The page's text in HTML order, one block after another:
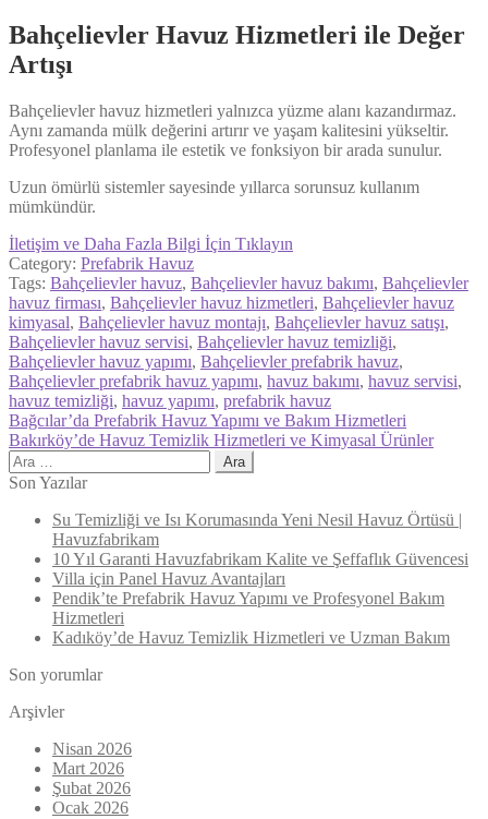
Bahçelievler Havuz Hizmetleri ile Değer
Artışı
Bahçelievler havuz hizmetleri yalnızca yüzme alanı kazandırmaz.
Aynı zamanda mülk değerini artırır ve yaşam kalitesini yükseltir.
Profesyonel planlama ile estetik ve fonksiyon bir arada sunulur.
Uzun ömürlü sistemler sayesinde yıllarca sorunsuz kullanım
mümkündür.
İletişim ve Daha Fazla Bilgi İçin Tıklayın
Category: Prefabrik Havuz
Tags: Bahçelievler havuz, Bahçelievler havuz bakımı, Bahçelievler
havuz firması, Bahçelievler havuz hizmetleri, Bahçelievler havuz
kimyasal, Bahçelievler havuz montajı, Bahçelievler havuz satışı,
Bahçelievler havuz servisi, Bahçelievler havuz temizliği,
Bahçelievler havuz yapımı, Bahçelievler prefabrik havuz,
Bahçelievler prefabrik havuz yapımı, havuz bakımı, havuz servisi,
havuz temizliği, havuz yapımı, prefabrik havuz
Yazı
gezinmesi
Previous
post:
Bağcılar’da Prefabrik Havuz Yapımı ve Bakım Hizmetleri
Next
post:
Bakırköy’de Havuz Temizlik Hizmetleri ve Kimyasal Ürünler
Arama:
Son Yazılar
Su Temizliği ve Isı Korumasında Yeni Nesil Havuz Örtüsü |
Havuzfabrikam
10 Yıl Garanti Havuzfabrikam Kalite ve Şeffaflık Güvencesi
Villa için Panel Havuz Avantajları
Pendik’te Prefabrik Havuz Yapımı ve Profesyonel Bakım
Hizmetleri
Kadıköy’de Havuz Temizlik Hizmetleri ve Uzman Bakım
Son yorumlar
Arşivler
Nisan 2026
Mart 2026
Şubat 2026
Ocak 2026